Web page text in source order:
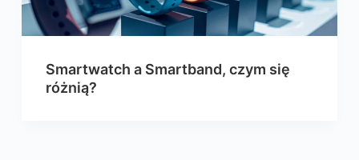
Smartwatch a Smartband, czym się
różnią?